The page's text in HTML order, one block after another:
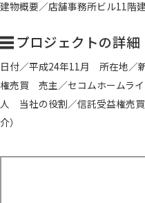
建物概要／店舗事務所ビル11階
プロジェクトの詳細
日付／平成24年11月 所在地／
権売買 売主／セコムホームラ
人 当社の役割／信託受益権売
介）